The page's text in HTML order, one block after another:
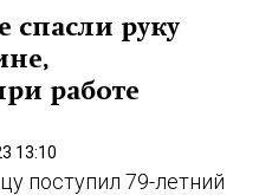
спасли руку
работе
13:10
поступил 79-летний